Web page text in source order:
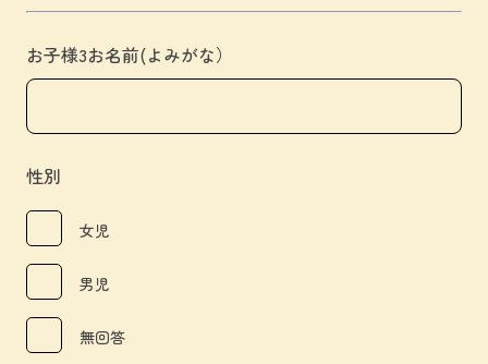
お子様3お名前(よみがな）
性別
女児
男児
無回答